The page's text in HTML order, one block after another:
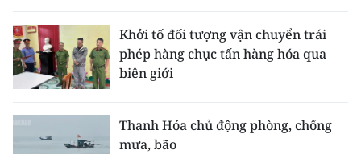
Khởi tố đối tượng vận chuyển trái
phép hàng chục tấn hàng hóa qua
biên giới
Thanh Hóa chủ động phòng, chống
mưa, bão